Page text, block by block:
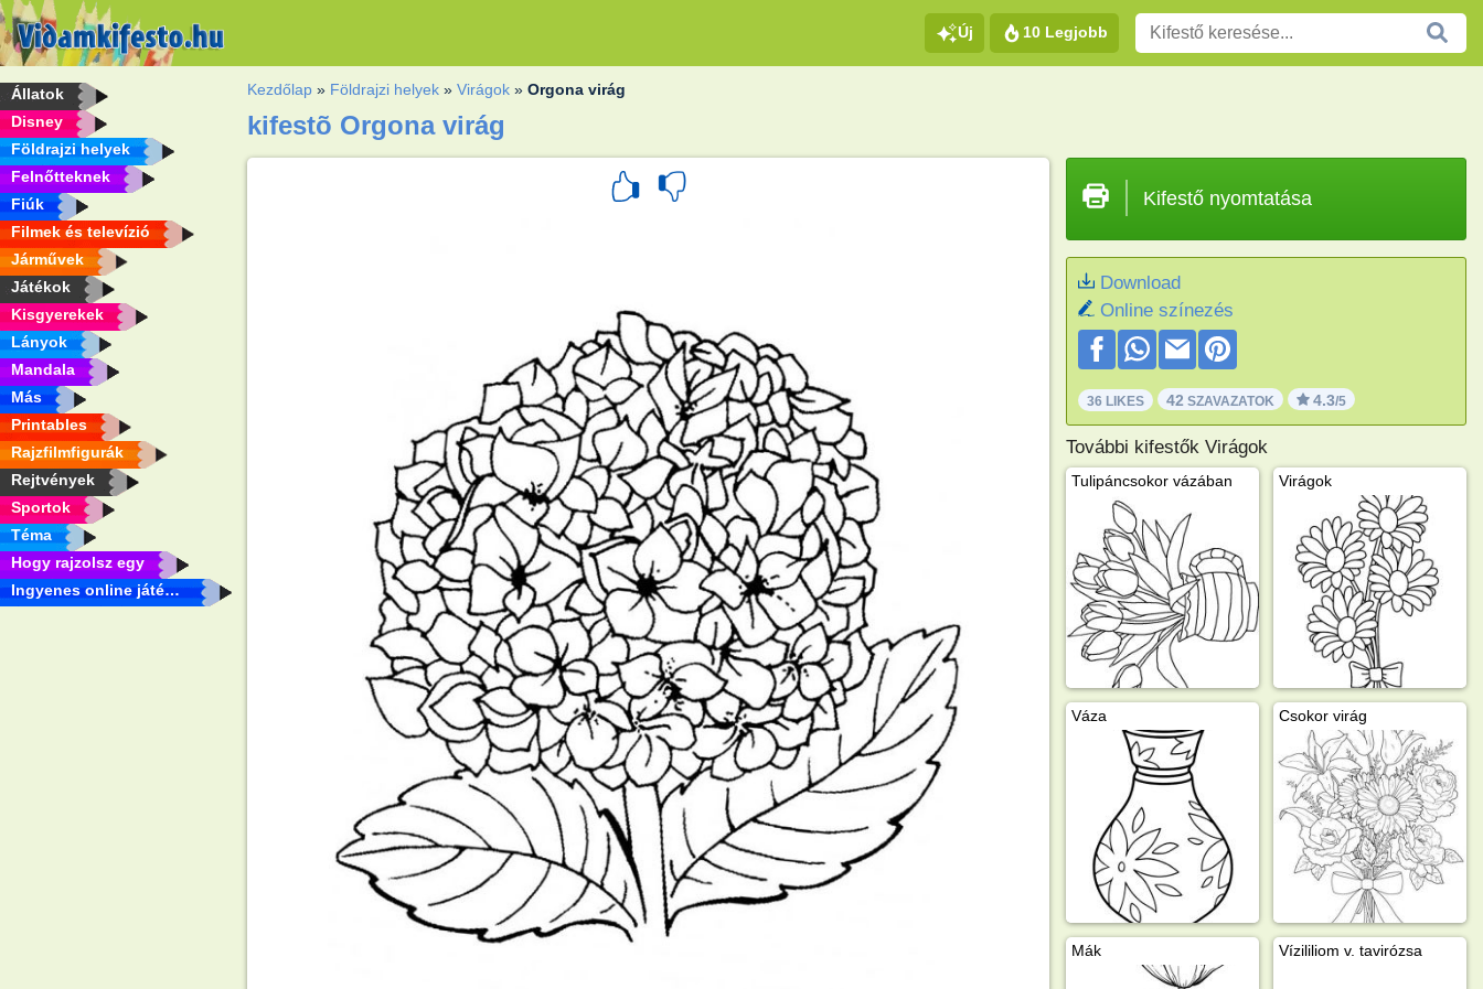
Új 10 Legjobb
Állatok
Disney
Földrajzi helyek
Felnőtteknek
Fiúk
Filmek és televízió
Járművek
Játékok
Kisgyerekek
Lányok
Mandala
Más
Printables
Rajzfilmfigurák
Rejtvények
Sportok
Téma
Hogy rajzolsz egy
Ingyenes online játékok
Kezdőlap » Földrajzi helyek »Virágok »Orgona virág
kifestõ Orgona virág
Kifestő nyomtatása
Download
Online színezés
36 LIKES 42 SZAVAZATOK 4.3/5
További kifestők Virágok
Tulipáncsokor vázában Virágok
Váza Csokor virág
Mák Vízililiom v. tavirózsa